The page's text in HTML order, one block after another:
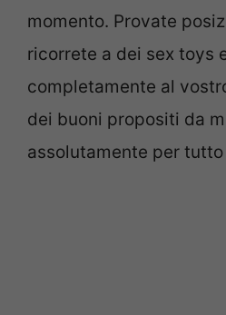
momento. Provate
ricorrete a dei sex toys
completamente al
dei buoni propositi da
assolutamente per tutto